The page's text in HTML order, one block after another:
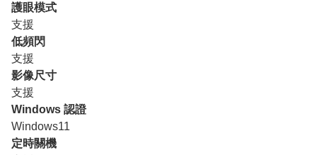
護眼模式
支援
低頻閃
支援
影像尺寸
支援
Windows 認證
Windows11
定時關機